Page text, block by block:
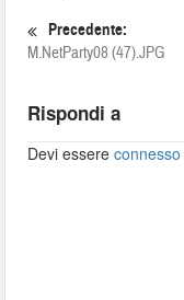
Precedente:
M.NetParty08 (47).JPG
Rispondi a
Devi essereconnesso